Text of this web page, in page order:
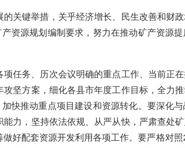
关键举措，关乎经济增长、民生改善和财
资源规划编制要求，努力在推动矿产资源
任务、历次会议明确的重点工作、当前正
坚方案，细化各县市年度工作目标，全力
快推动重点项目建设和资源转化。要深化
力，坚持依法依规、从严从快，严肃查处
好配套资源开发利用各项工作。要严格对